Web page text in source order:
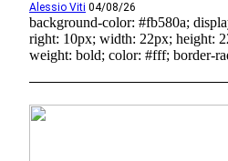
Alessio Viti 04/08/26
background-color: #fb580a;
right: 10px; width: 22px; height:
weight: bold; color: #fff; border-